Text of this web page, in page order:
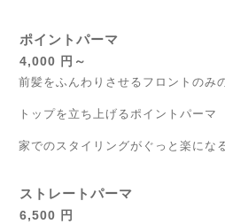
ポイントパーマ
4,000 円～
前髪をふんわりさせるフロントの
トップを立ち上げるポイントパー
家でのスタイリングがぐっと楽にな
ストレートパーマ
6,500 円